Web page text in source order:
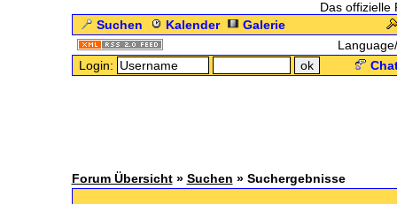
Das offizielle
Suchen
Kalender
Galerie
Login:
Forum Übersicht» Suchen » Suchergebnisse